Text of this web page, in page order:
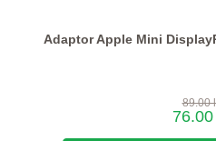
Adaptor Apple Mini
89.00